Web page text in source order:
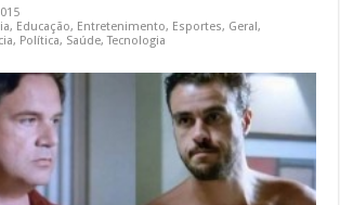
, Educação, Entretenimento, Esportes, Geral,
, Política, Saúde,Tecnologia